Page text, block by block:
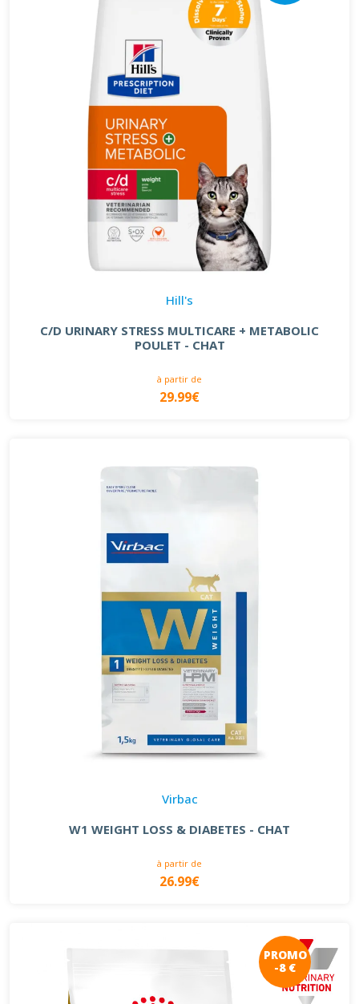
Hill's
C/D URINARY STRESS MULTICARE + METABOLIC
POULET - CHAT
à partir de
29.99€
Virbac
W1 WEIGHT LOSS & DIABETES - CHAT
à partir de
26.99€
PROMO
-8 €